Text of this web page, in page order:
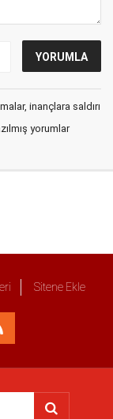
inançlara saldırı
yorumlar
Sitene Ekle